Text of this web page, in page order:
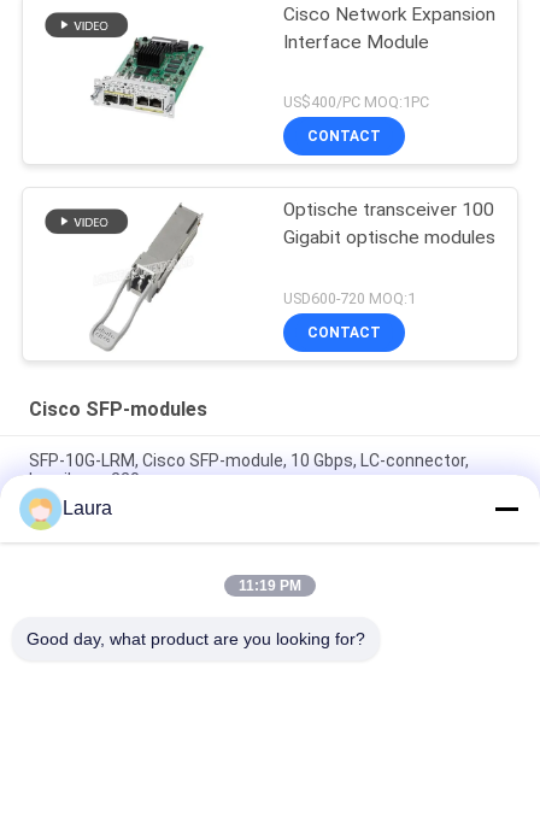
Cisco Network Expansion
Interface Module
US$400/PC MOQ:1PC
CONTACT
Optische transceiver 100
Gigabit optische modules
USD600-720 MOQ:1
CONTACT
Cisco SFP-modules
SFP-10G-LRM, Cisco SFP-module, 10 Gbps, LC-connector,
bereik van 220 m
SFP-10G-SR Cisco-compatibele SFP+-module | 10GBASE-SR
850nm MMF-zendontvanger
SFP-10G-SR-S, Cisco SFP+-zendontvanger,
Laura
11:19 PM
Good day, what product are you looking for?